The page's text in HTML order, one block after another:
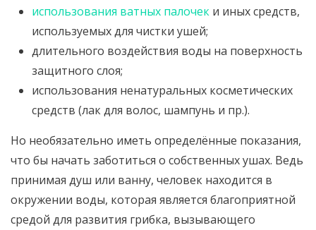
использования ватных палочек и иных средств,
используемых для чистки ушей;
длительного воздействия воды на поверхность
защитного слоя;
использования ненатуральных косметических
средств (лак для волос, шампунь и пр.).
Но необязательно иметь определённые показания,
что бы начать заботиться о собственных ушах. Ведь
принимая душ или ванну, человек находится в
окружении воды, которая является благоприятной
средой для развития грибка, вызывающего